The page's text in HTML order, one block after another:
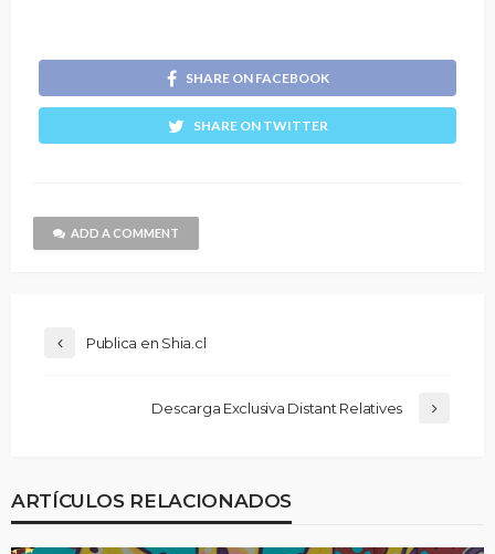
SHARE ON FACEBOOK
SHARE ON TWITTER
ADD A COMMENT
Publica en Shia.cl
Descarga Exclusiva Distant Relatives
ARTÍCULOS RELACIONADOS